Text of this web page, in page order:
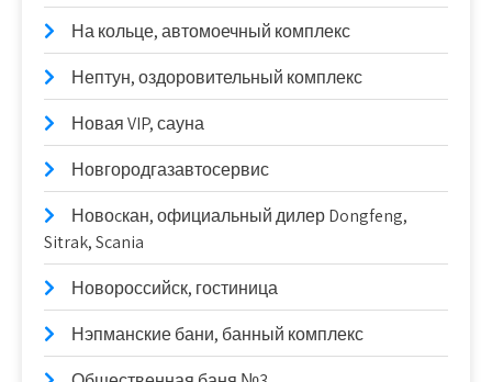
На кольце, автомоечный комплекс
Нептун, оздоровительный комплекс
Новая VIP, сауна
Новгородгазавтосервис
Новоcкан, официальный дилер Dongfeng,
Sitrak, Scania
Новороссийск, гостиница
Нэпманские бани, банный комплекс